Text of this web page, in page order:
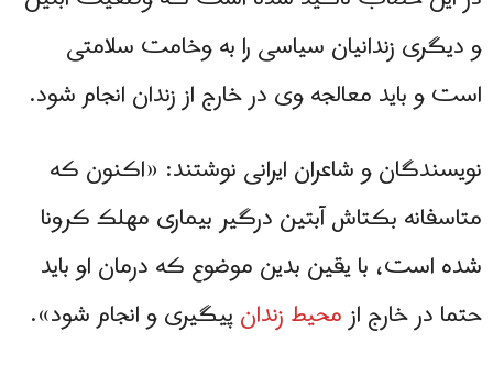
و دیگری زندانیان سیاسی را به وخامت سلامتی
است و باید معالجه وی در خارج از زندان انجام شود.
نویسندگان و شاعران ایرانی نوشتند: «اکنون که
متاسفانه بکتاش آبتین درگیر بیماری مھلک کرونا
شده است، با یقین بدین موضوع که درمان او باید
حتما در خارج ازمحیط زندانپیگیری و انجام شود».